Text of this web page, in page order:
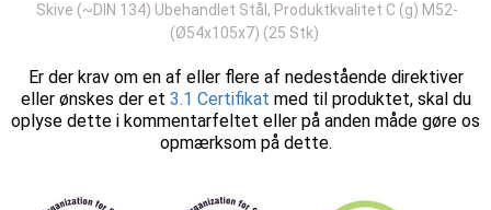
Skive (~DIN 134) Ubehandlet Stål, Produktkvalitet C (g) M52-
(Ø54x105x7) (25 Stk)
Er der krav om en af eller flere af nedestående direktiver
eller ønskes der et 3.1 Certifikat med til produktet, skal du
oplyse dette i kommentarfeltet eller på anden måde gøre os
opmærksom på dette.